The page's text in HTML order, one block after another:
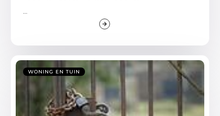
...
WONING EN TUIN